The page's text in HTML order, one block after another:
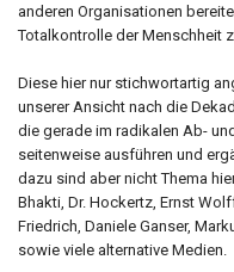
anderen Organisationen
Totalkontrolle der Menschheit
Diese hier nur stichwortartig
unserer Ansicht nach die
die gerade im radikalen Ab-
seitenweise ausführen und
dazu sind aber nicht Thema
Bhakti, Dr. Hockertz, Ernst
Friedrich, Daniele Ganser,
sowie viele alternative Medien.